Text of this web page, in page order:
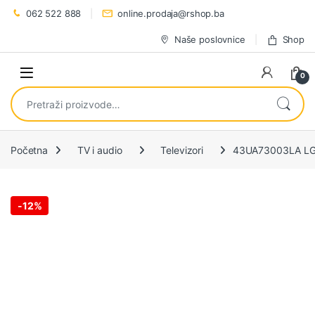
Preskoči na navigaciju
Preskoči na sadržaj
062 522 888 online.prodaja@rshop.ba
Naše poslovnice Shop
0
Pretraži:
Početna TV i audio Televizori 43UA73003LA
-12%